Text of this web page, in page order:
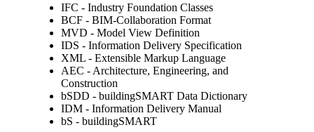
IFC - Industry Foundation Classes
BCF - BIM-Collaboration Format
MVD - Model View Definition
IDS - Information Delivery Specification
XML - Extensible Markup Language
AEC - Architecture, Engineering, and
Construction
bSDD - buildingSMART Data Dictionary
IDM - Information Delivery Manual
bS - buildingSMART